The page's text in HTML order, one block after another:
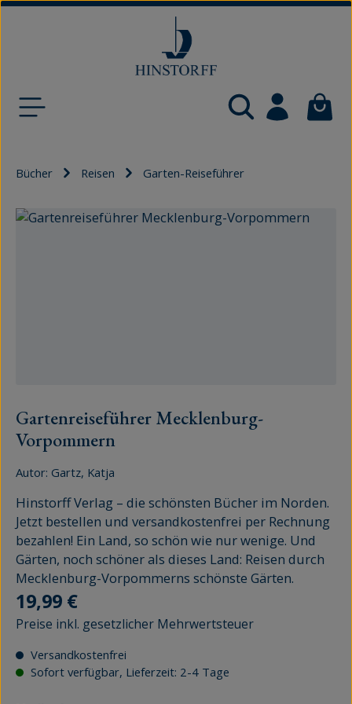
Bücher Reisen Garten-Reiseführer
Bildergalerie überspringen
Gartenreiseführer Mecklenburg-
Vorpommern
Autor: Gartz, Katja
Hinstorff Verlag – die schönsten Bücher im Norden.
Jetzt bestellen und versandkostenfrei per Rechnung
bezahlen! Ein Land, so schön wie nur wenige. Und
Gärten, noch schöner als dieses Land: Reisen durch
Mecklenburg-Vorpommerns schönste Gärten.
Regulärer Preis:
19,99 €
Preise inkl. gesetzlicher Mehrwertsteuer
Versandkostenfrei
Sofort verfügbar, Lieferzeit: 2-4 Tage